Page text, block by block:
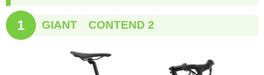
1 GIANT CONTEND 2